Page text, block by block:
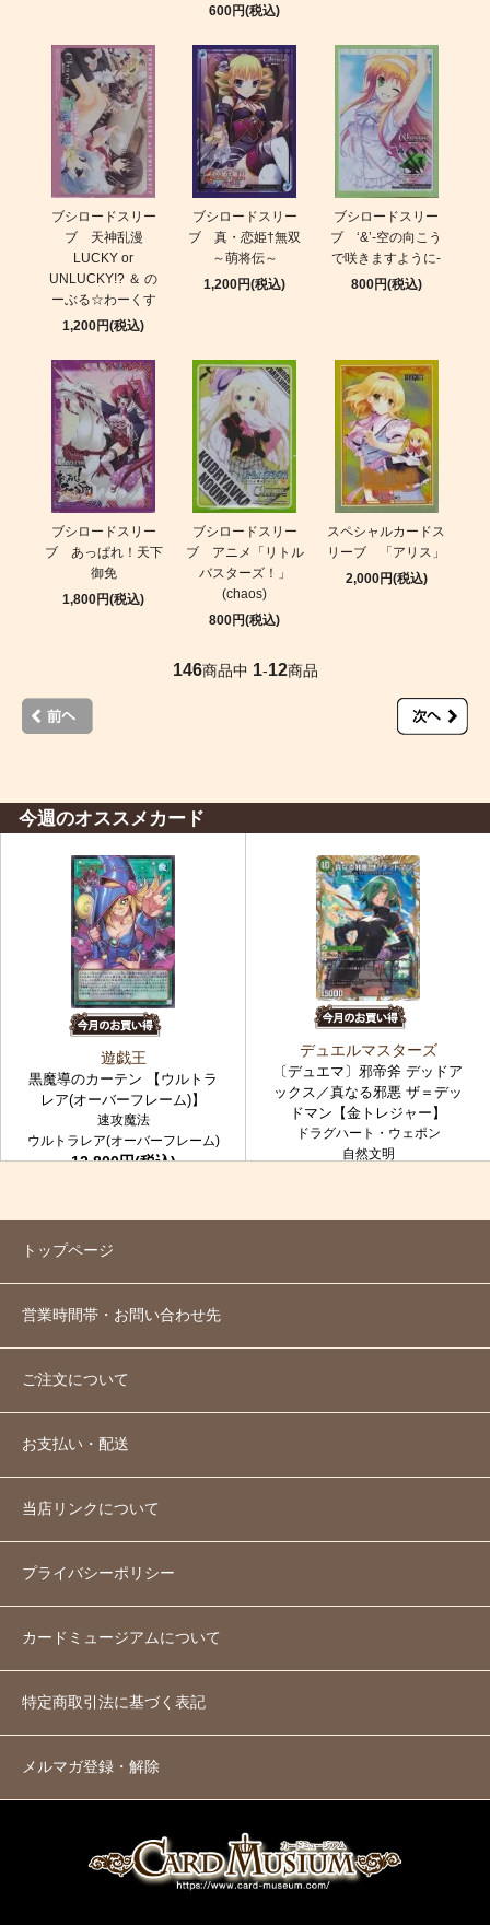
600円(税込)
ブシロードスリー
ブ 天神乱漫
LUCKY or
UNLUCKY!? ＆ の
ーぶる☆わーくす
1,200円(税込)
ブシロードスリー
ブ 真・恋姫†無双
～萌将伝～
1,200円(税込)
ブシロードスリー
ブ ‘&’-空の向こう
で咲きますように-
800円(税込)
ブシロードスリー
ブ あっぱれ！天下
御免
1,800円(税込)
ブシロードスリー
ブ アニメ「リトル
バスターズ！」
(chaos)
800円(税込)
スペシャルカードス
リーブ 「アリス」
2,000円(税込)
146商品中 1-12商品
今週のオススメカード
遊戯王
黒魔導のカーテン 【ウルトラ
レア(オーバーフレーム)】
速攻魔法
ウルトラレア(オーバーフレーム)
12,800円(税込)
デュエルマスターズ
〔デュエマ〕邪帝斧 デッドア
ックス／真なる邪悪 ザ＝デッ
ドマン【金トレジャー】
ドラグハート・ウェポン
自然文明
トップページ
営業時間帯・お問い合わせ先
ご注文について
お支払い・配送
当店リンクについて
プライバシーポリシー
カードミュージアムについて
特定商取引法に基づく表記
メルマガ登録・解除